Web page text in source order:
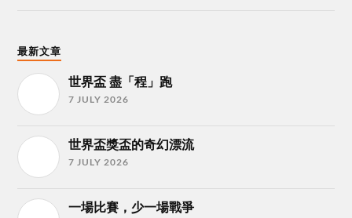
最新文章
世界盃 盡「程」跑
7 JULY 2026
世界盃獎盃的奇幻漂流
7 JULY 2026
一場比賽，少一場戰爭